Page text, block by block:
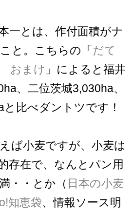
一とは、作付面積がナ
と。こちらの「だて
おまけ 」によると福井
、二位茨城3,030ha、
と比べダントツです！
ば小麦ですが、小麦は
存在で、なんとパン用
・・とか（ 日本の小麦
知恵袋、情報ソース明